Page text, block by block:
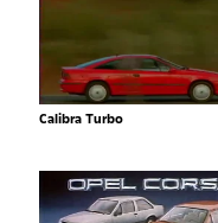
Calibra Turbo